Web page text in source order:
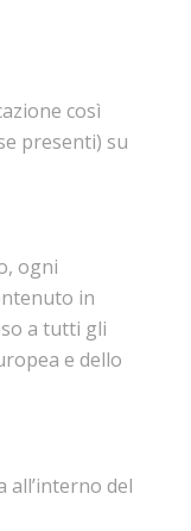
così
presenti) su
ogni
in
a tutti gli
e dello
all’interno del